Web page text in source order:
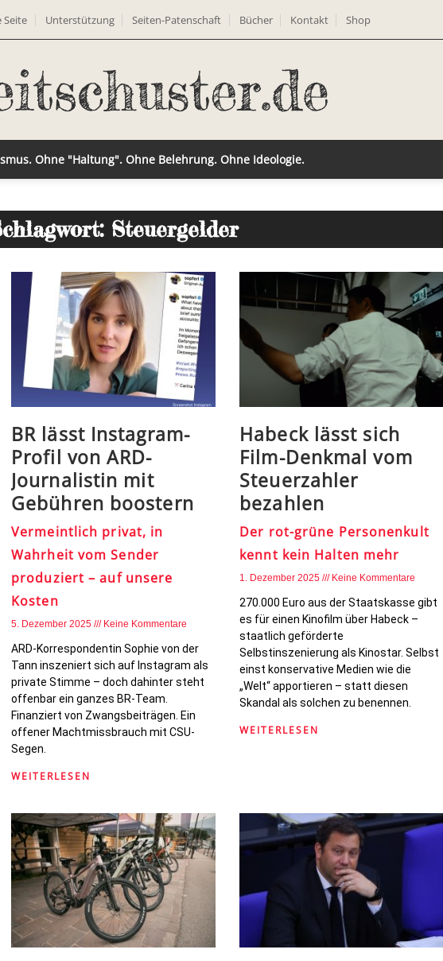
Seite Unterstützung Seiten-Patenschaft Bücher Kontakt Shop
Ohne "Haltung". Ohne Belehrung. Ohne Ideologie.
Steuergelder
BR lässt Instagram-
Profil von ARD-
Journalistin mit
Gebühren boostern
Vermeintlich privat, in
Wahrheit vom Sender
produziert – auf unsere
Kosten
5. Dezember 2025 Keine Kommentare
ARD-Korrespondentin Sophie von der
Tann inszeniert sich auf Instagram als
private Stimme – doch dahinter steht
offenbar ein ganzes BR-Team.
Finanziert von Zwangsbeiträgen. Ein
offener Machtmissbrauch mit CSU-
Segen.
WEITERLESEN
Habeck lässt sich
Film-Denkmal vom
Steuerzahler
bezahlen
Der rot-grüne Personenkult
kennt kein Halten mehr
1. Dezember 2025 Keine Kommentare
270.000 Euro aus der Staatskasse gibt
es für einen Kinofilm über Habeck –
staatlich geförderte
Selbstinszenierung als Kinostar. Selbst
einst konservative Medien wie die
„Welt“ apportieren – statt diesen
Skandal als solchen zu benennen.
WEITERLESEN